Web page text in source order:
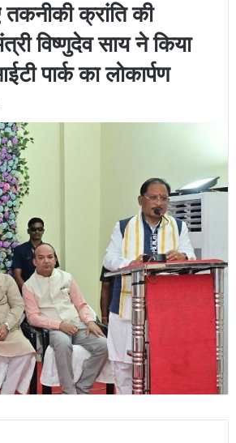
क्रांति की
विष्णुदेव साय ने किया
पार्क का लोकार्पण